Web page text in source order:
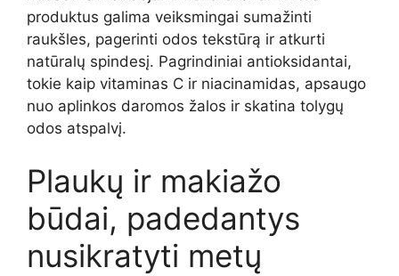
produktus galima veiksmingai sumažinti
raukšles, pagerinti odos tekstūrą ir atkurti
natūralų spindesį. Pagrindiniai antioksidantai,
tokie kaip vitaminas C ir niacinamidas, apsaugo
nuo aplinkos daromos žalos ir skatina tolygų
odos atspalvį.
Plaukų ir makiažo
būdai, padedantys
nusikratyti metų